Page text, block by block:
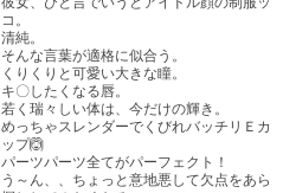
コ。
清純。
そんな言葉が適格に似合う。
くりくりと可愛い大きな瞳。
キ〇したくなる唇。
若く瑞々しい体は、今だけの輝き。
めっちゃスレンダーでくびれバッチリＥカ
ップ🙆
パーツパーツ全てがパーフェクト！
う～ん、、ちょっと意地悪して欠点をあら